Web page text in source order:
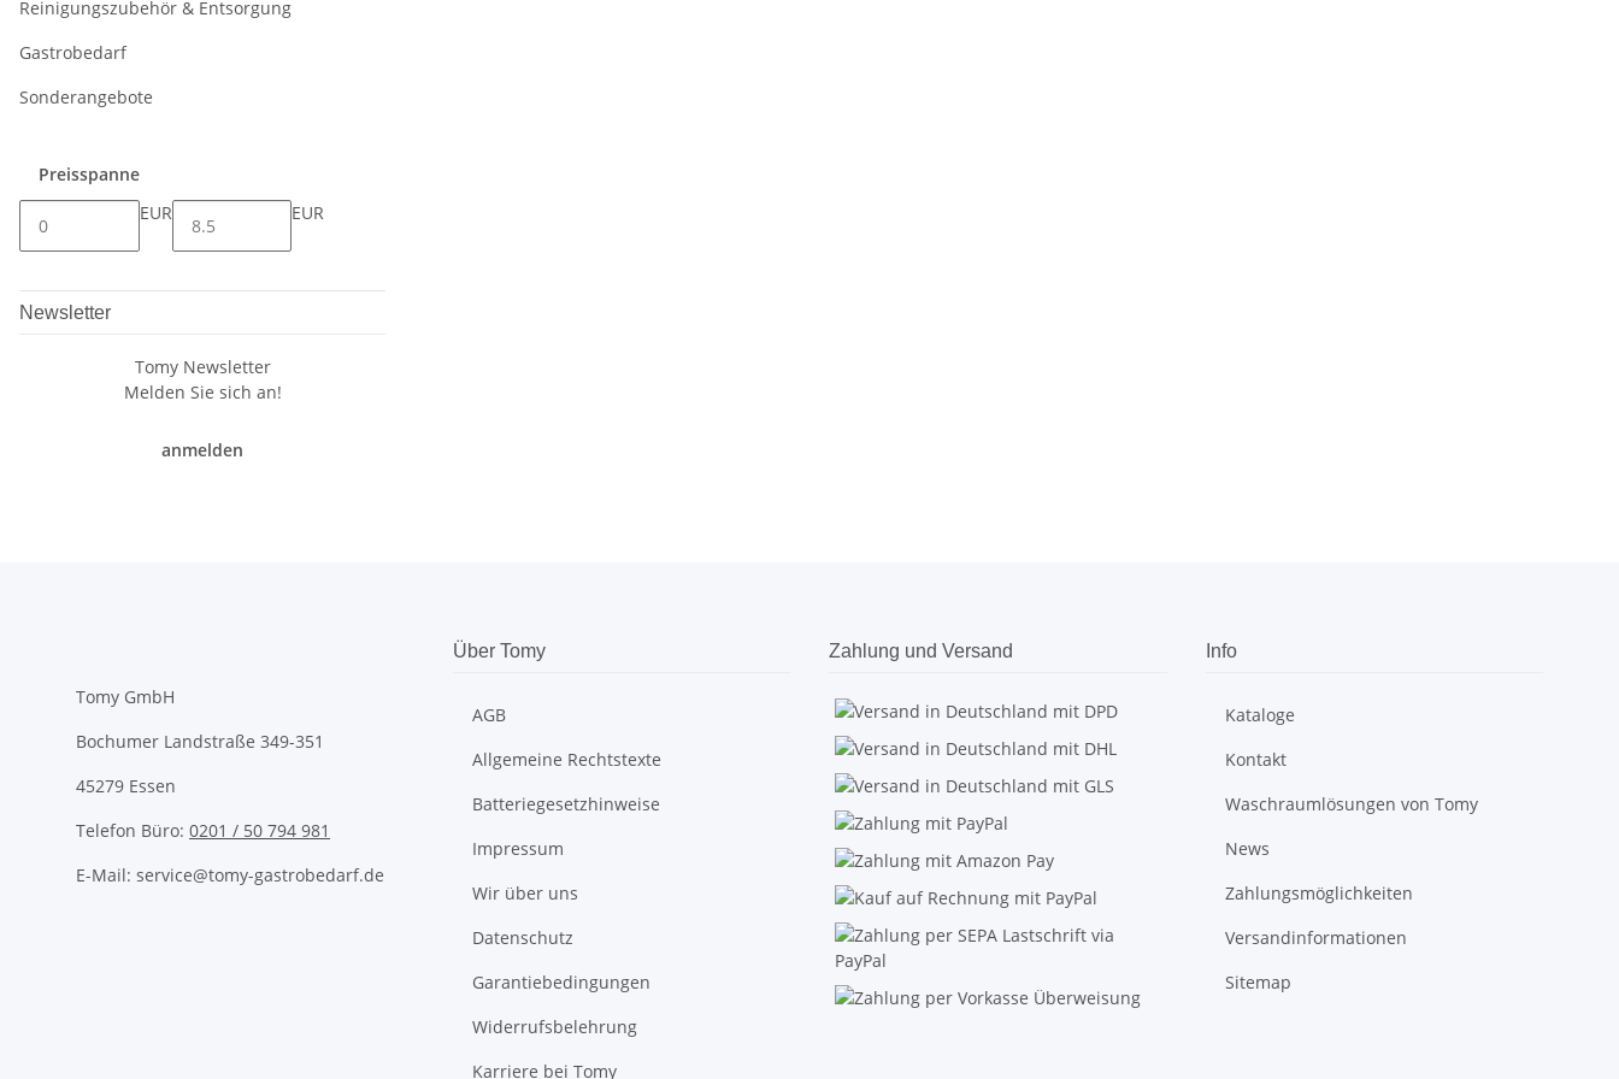
Reinigungszubehör & Entsorgung
Gastrobedarf
Sonderangebote
Preisspanne
EUR
EUR
Newsletter
Tomy Newsletter
Melden Sie sich an!
anmelden
Tomy GmbH
Bochumer Landstraße 349-351
45279 Essen
Telefon Büro: 0201 / 50 794 981
E-Mail: service@tomy-gastrobedarf.de
Über Tomy
AGB
Allgemeine Rechtstexte
Batteriegesetzhinweise
Impressum
Wir über uns
Datenschutz
Garantiebedingungen
Widerrufsbelehrung
Karriere bei Tomy
Zahlung und Versand Info
Kataloge
Kontakt
Waschraumlösungen von Tomy
News
Zahlungsmöglichkeiten
Versandinformationen
Sitemap